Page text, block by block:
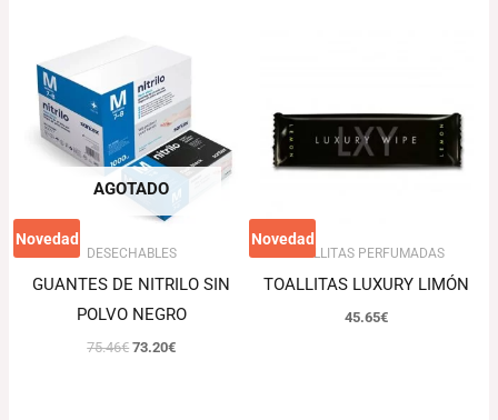
Novedad
AGOTADO
DESECHABLES
GUANTES DE NITRILO SIN
POLVO NEGRO
75.46€
era:
75.46€.
73.20€
73.20€.
Novedad
TOALLITAS PERFUMADAS
TOALLITAS LUXURY LIMÓN
45.65€